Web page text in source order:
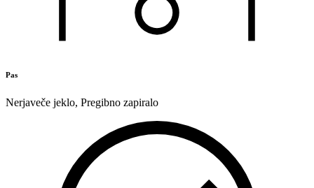
Pas
Nerjaveče jeklo, Pregibno zapiralo